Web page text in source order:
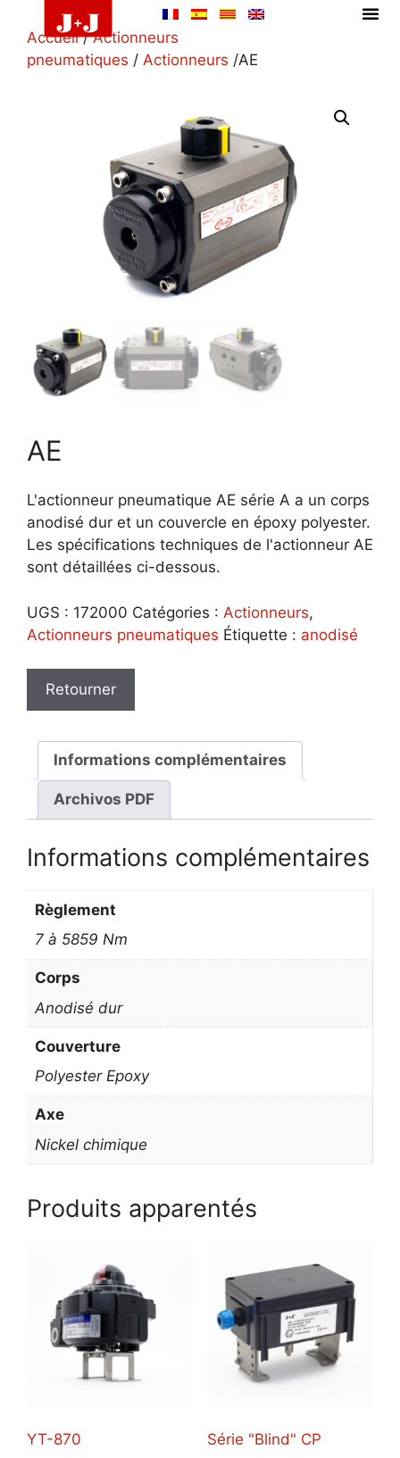
Accueil/Actionneurs
pneumatiques / Actionneurs /AE
AE
L'actionneur pneumatique AE série A a un corps
anodisé dur et un couvercle en époxy polyester.
Les spécifications techniques de l'actionneur AE
sont détaillées ci-dessous.
UGS : 172000 Catégories : Actionneurs,
Actionneurs pneumatiques Étiquette : anodisé
Informations complémentaires
Archivos PDF
Informations complémentaires
Règlement
7 à 5859 Nm
Corps
Anodisé dur
Couverture
Polyester Epoxy
Axe
Nickel chimique
Produits apparentés
YT-870 Série "Blind" CP